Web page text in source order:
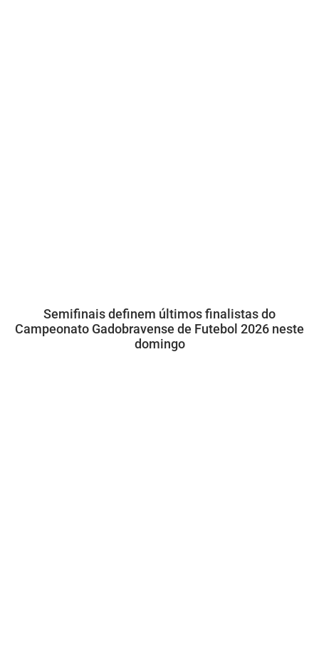
Semifinais definem últimos finalistas do
Campeonato Gadobravense de Futebol 2026 neste
domingo